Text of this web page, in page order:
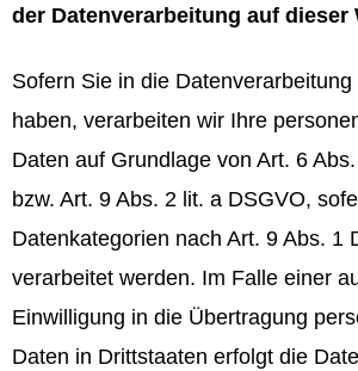
der Datenverarbeitung auf dieser
Sofern Sie in die
haben, verarbeiten wir Ihre
Daten auf Grundlage von Art. 6
bzw. Art. 9 Abs. 2 lit. a DSGVO,
Datenkategorien nach Art. 9 Abs. 1
verarbeitet werden. Im Falle einer
Einwilligung in die Übertragung
Daten in Drittstaaten erfolgt die